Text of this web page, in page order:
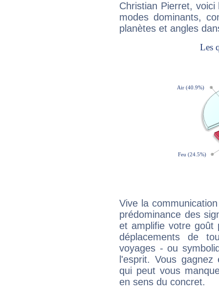
Christian Pierret,
modes dominants,
planètes et angles
Vive la
prédominance des
et amplifie votre goût
déplacements de
voyages - ou
l'esprit. Vous
qui peut vous
en sens du concret.